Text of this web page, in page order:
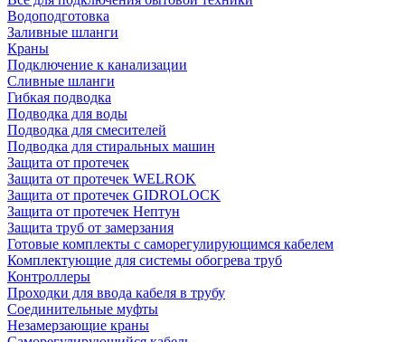
Водоподготовка
Заливные шланги
Краны
Подключение к канализации
Сливные шланги
Гибкая подводка
Подводка для воды
Подводка для смесителей
Подводка для стиральных машин
Защита от протечек
Защита от протечек WELROK
Защита от протечек GIDROLOCK
Защита от протечек Нептун
Защита труб от замерзания
Готовые комплекты с саморегулирующимся кабелем
Комплектующие для системы обогрева труб
Контроллеры
Проходки для ввода кабеля в трубу
Соединительные муфты
Незамерзающие краны